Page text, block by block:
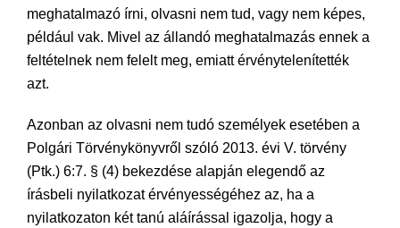
meghatalmazó írni, olvasni nem tud, vagy nem képes,
például vak. Mivel az állandó meghatalmazás ennek a
feltételnek nem felelt meg, emiatt érvénytelenítették
azt.
Azonban az olvasni nem tudó személyek esetében a
Polgári Törvénykönyvről szóló 2013. évi V. törvény
(Ptk.) 6:7. § (4) bekezdése alapján elegendő az
írásbeli nyilatkozat érvényességéhez az, ha a
nyilatkozaton két tanú aláírással igazolja, hogy a